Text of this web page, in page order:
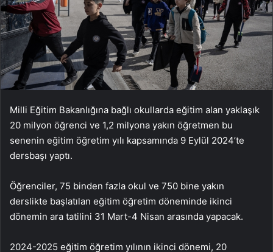
Milli Eğitim Bakanlığına bağlı okullarda eğitim alan yaklaşık
20 milyon öğrenci ve 1,2 milyona yakın öğretmen bu
senenin eğitim öğretim yılı kapsamında 9 Eylül 2024’te
dersbaşı yaptı.
Öğrenciler, 75 binden fazla okul ve 750 bine yakın
derslikte başlatılan eğitim öğretim döneminde ikinci
dönemin ara tatilini 31 Mart-4 Nisan arasında yapacak.
2024-2025 eğitim öğretim yılının ikinci dönemi, 20